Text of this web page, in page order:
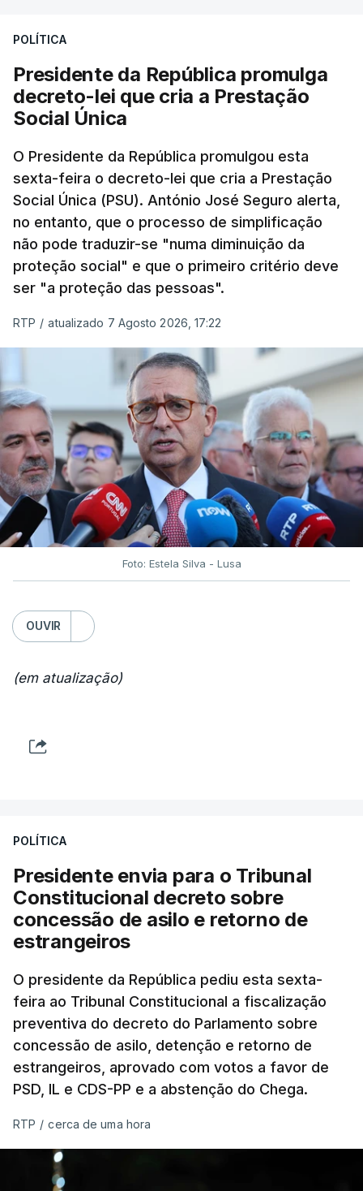
POLÍTICA
Presidente da República promulga
decreto-lei que cria a Prestação
Social Única
O Presidente da República promulgou esta
sexta-feira o decreto-lei que cria a Prestação
Social Única (PSU). António José Seguro alerta,
no entanto, que o processo de simplificação
não pode traduzir-se "numa diminuição da
proteção social" e que o primeiro critério deve
ser "a proteção das pessoas".
RTP / atualizado 7 Agosto 2026, 17:22
Foto: Estela Silva - Lusa
OUVIR
(em atualização)
POLÍTICA
Presidente envia para o Tribunal
Constitucional decreto sobre
concessão de asilo e retorno de
estrangeiros
O presidente da República pediu esta sexta-
feira ao Tribunal Constitucional a fiscalização
preventiva do decreto do Parlamento sobre
concessão de asilo, detenção e retorno de
estrangeiros, aprovado com votos a favor de
PSD, IL e CDS-PP e a abstenção do Chega.
RTP / cerca de uma hora